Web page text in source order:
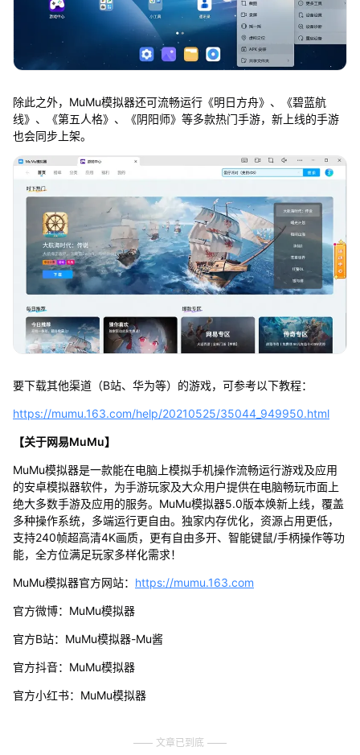
除此之外，MuMu模拟器还可流畅运行《明日方舟》、《碧蓝航
线》、《第五人格》、《阴阳师》等多款热门手游，新上线的手游
也会同步上架。
要下载其他渠道（B站、华为等）的游戏，可参考以下教程：
https://mumu.163.com/help/20210525/35044_949950.html
【关于网易MuMu】
MuMu模拟器是一款能在电脑上模拟手机操作流畅运行游戏及应用
的安卓模拟器软件，为手游玩家及大众用户提供在电脑畅玩市面上
绝大多数手游及应用的服务。MuMu模拟器5.0版本焕新上线，覆盖
多种操作系统，多端运行更自由。独家内存优化，资源占用更低，
支持240帧超高清4K画质，更有自由多开、智能键鼠/手柄操作等功
能，全方位满足玩家多样化需求！
MuMu模拟器官方网站： https://mumu.163.com
官方微博：MuMu模拟器
官方B站：MuMu模拟器-Mu酱
官方抖音：MuMu模拟器
官方小红书：MuMu模拟器
文章已到底